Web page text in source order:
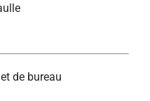
de bureau